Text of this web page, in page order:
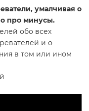
умалчивая о
про минусы.
обо всех
и о
в том или ином